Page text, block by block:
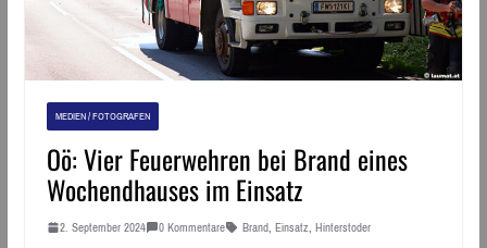
MEDIEN / FOTOGRAFEN
Oö: Vier Feuerwehren bei Brand eines
Wochendhauses im Einsatz
2. September 2024 0 Kommentare Brand, Einsatz, Hinterstoder